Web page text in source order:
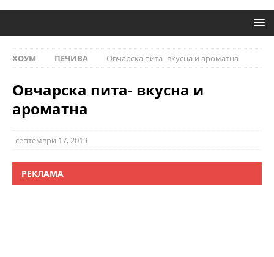
ХОУМ ПЕЧИВА Овчарска пита- вкусна и ароматна
Овчарска пита- вкусна и
ароматна
септември 17, 2019
РЕКЛАМА